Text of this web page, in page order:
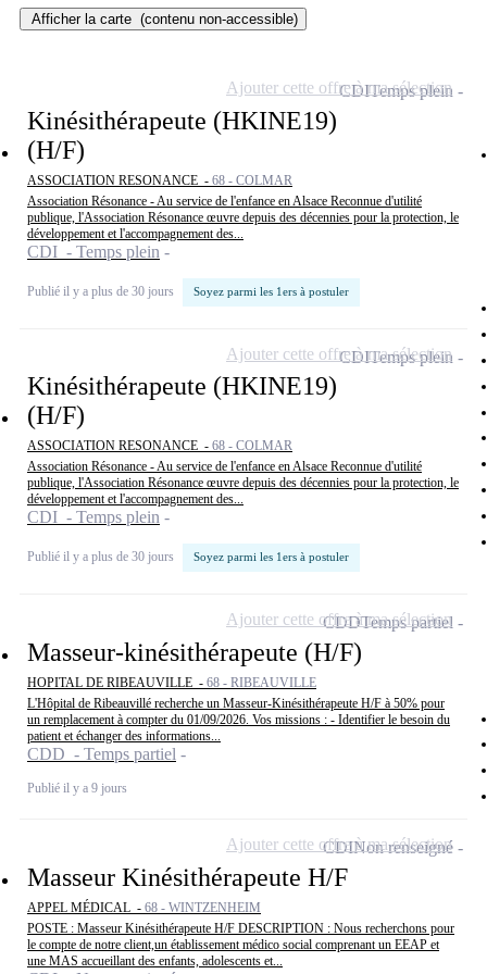
Afficher la carte (contenu non-accessible)
Kinésithérapeute (HKINE19)
(H/F)
ASSOCIATION RESONANCE - 68 - COLMAR
Association Résonance - Au service de l'enfance en Alsace Reconnue d'utilité
publique, l'Association Résonance œuvre depuis des décennies pour la protection, le
développement et l'accompagnement des...
CDI - Temps plein
Publié il y a plus de 30 jours Soyez parmi les 1ers à postuler
CDITemps plein
Ajouter cette offre à ma sélection
Kinésithérapeute (HKINE19)
(H/F)
ASSOCIATION RESONANCE - 68 - COLMAR
Association Résonance - Au service de l'enfance en Alsace Reconnue d'utilité
publique, l'Association Résonance œuvre depuis des décennies pour la protection, le
développement et l'accompagnement des...
CDI - Temps plein
Publié il y a plus de 30 jours Soyez parmi les 1ers à postuler
CDITemps plein
Ajouter cette offre à ma sélection
Masseur-kinésithérapeute (H/F)
HOPITAL DE RIBEAUVILLE - 68 - RIBEAUVILLE
L'Hôpital de Ribeauvillé recherche un Masseur-Kinésithérapeute H/F à 50% pour
un remplacement à compter du 01/09/2026. Vos missions : - Identifier le besoin du
patient et échanger des informations...
CDD - Temps partiel
Publié il y a 9 jours
CDDTemps partiel
Ajouter cette offre à ma sélection
Masseur Kinésithérapeute H/F
APPEL MÉDICAL - 68 - WINTZENHEIM
POSTE : Masseur Kinésithérapeute H/F DESCRIPTION : Nous recherchons pour
le compte de notre client,un établissement médico social comprenant un EEAP et
une MAS accueillant des enfants, adolescents et...
CDINon renseigné
Ajouter cette offre à ma sélection